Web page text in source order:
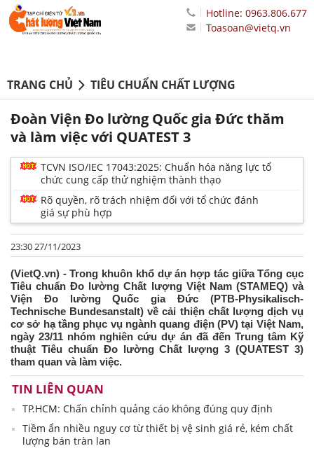
Hotline: 0963.806.677
Toasoan@vietq.vn
TRANG CHỦ TIÊU CHUẨN CHẤT LƯỢNG
Đoàn Viện Đo lường Quốc gia Đức thăm
và làm việc với QUATEST 3
TCVN ISO/IEC 17043:2025: Chuẩn hóa năng lực tổ
chức cung cấp thử nghiệm thành thạo
Rõ quyền, rõ trách nhiệm đối với tổ chức đánh
giá sự phù hợp
23:30 27/11/2023
(VietQ.vn) - Trong khuôn khổ dự án hợp tác giữa Tổng cục
Tiêu chuẩn Đo lường Chất lượng Việt Nam (STAMEQ) và
Viện Đo lường Quốc gia Đức (PTB-Physikalisch-
Technische Bundesanstalt) về cải thiện chất lượng dịch vụ
cơ sở hạ tầng phục vụ ngành quang điện (PV) tại Việt Nam,
ngày 23/11 nhóm nghiên cứu dự án đã đến Trung tâm Kỹ
thuật Tiêu chuẩn Đo lường Chất lượng 3 (QUATEST 3)
tham quan và làm việc.
TIN LIÊN QUAN
TP.HCM: Chấn chỉnh quảng cáo không đúng quy định
Tiềm ẩn nhiều nguy cơ từ thiết bị vệ sinh giá rẻ, kém chất
lượng bán tràn lan